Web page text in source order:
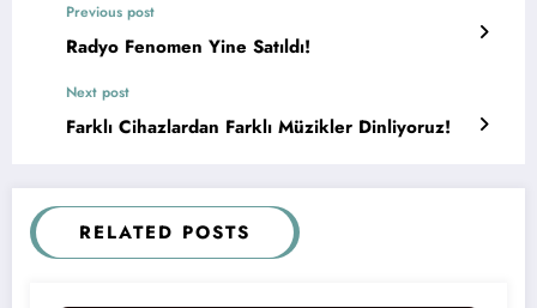
Previous post
Radyo Fenomen Yine Satıldı!
Next post
Farklı Cihazlardan Farklı Müzikler Dinliyoruz!
RELATED POSTS